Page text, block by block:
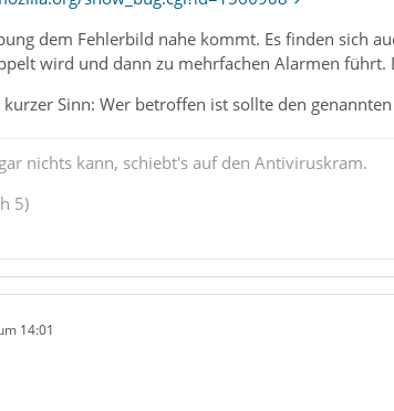
dem Fehlerbild nahe kommt. Es finden sich
wird und dann zu mehrfachen Alarmen führt.
kurzer Sinn: Wer betroffen ist sollte den
nichts kann, schiebt's auf den Antiviruskram.
5)
14:01